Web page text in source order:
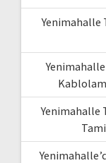
Yenimahalle
Yenimahalle